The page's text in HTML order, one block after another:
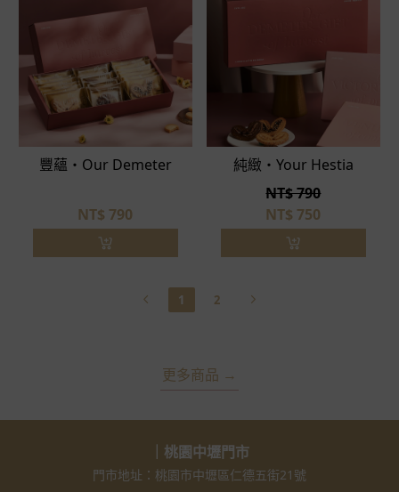
豐蘊・Our Demeter
NT$ 790
純緻・Your Hestia
NT$ 790
NT$ 750
1 2
更多商品 →
｜桃園中壢門市
門市地址：桃園市中壢區仁德五街21號